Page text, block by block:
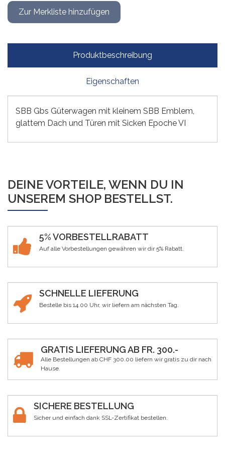
Produktbeschreibung
Eigenschaften
SBB Gbs Güterwagen mit kleinem SBB Emblem,
glattem Dach und Türen mit Sicken Epoche VI
DEINE VORTEILE, WENN DU IN
UNSEREM SHOP BESTELLST.
5% VORBESTELLRABATT
Auf alle Vorbestellungen gewähren wir dir 5% Rabatt.
SCHNELLE LIEFERUNG
Bestelle bis 14.00 Uhr, wir liefern am nächsten Tag.
GRATIS LIEFERUNG AB FR. 300.-
Alle Bestellungen ab CHF 300.00 liefern wir gratis zu dir nach
Hause.
SICHERE BESTELLUNG
Sicher und einfach dank SSL-Zertifikat bestellen.